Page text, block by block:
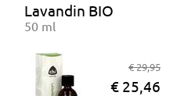
Lavandin BIO
50 ml
€ 29,95
€ 25,46